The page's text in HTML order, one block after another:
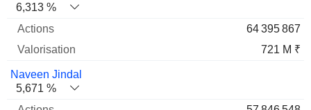
6,313 %
64 395 867
721 M ₹
Naveen Jindal
5,671 %